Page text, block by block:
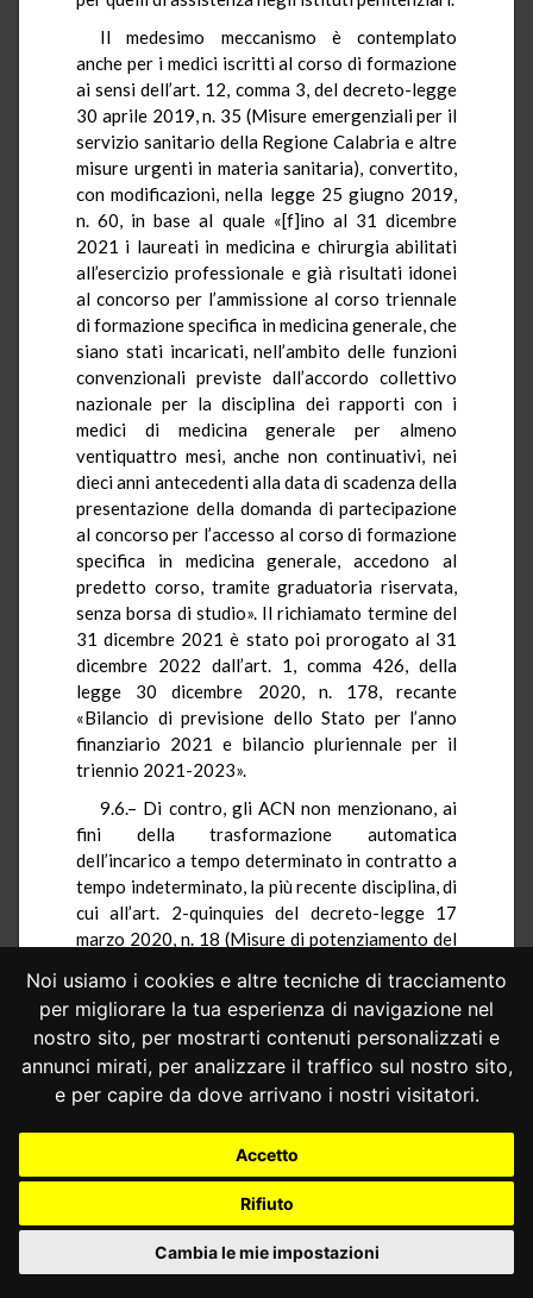
Noi usiamo i cookies e altre tecniche di tracciamento
per migliorare la tua esperienza di navigazione nel
nostro sito, per mostrarti contenuti personalizzati e
annunci mirati, per analizzare il traffico sul nostro sito,
e per capire da dove arrivano i nostri visitatori.
Accetto
Rifiuto
Cambia le mie impostazioni
Il medesimo meccanismo è contemplato
anche per i medici iscritti al corso di formazione
ai sensi dell’art. 12, comma 3, del decreto-legge
30 aprile 2019, n. 35 (Misure emergenziali per il
servizio sanitario della Regione Calabria e altre
misure urgenti in materia sanitaria), convertito,
con modificazioni, nella legge 25 giugno 2019,
n. 60, in base al quale «[f]ino al 31 dicembre
2021 i laureati in medicina e chirurgia abilitati
all’esercizio professionale e già risultati idonei
al concorso per l’ammissione al corso triennale
di formazione specifica in medicina generale, che
siano stati incaricati, nell’ambito delle funzioni
convenzionali previste dall’accordo collettivo
nazionale per la disciplina dei rapporti con i
medici di medicina generale per almeno
ventiquattro mesi, anche non continuativi, nei
dieci anni antecedenti alla data di scadenza della
presentazione della domanda di partecipazione
al concorso per l’accesso al corso di formazione
specifica in medicina generale, accedono al
predetto corso, tramite graduatoria riservata,
senza borsa di studio». Il richiamato termine del
31 dicembre 2021 è stato poi prorogato al 31
dicembre 2022 dall’art. 1, comma 426, della
legge 30 dicembre 2020, n. 178, recante
«Bilancio di previsione dello Stato per l’anno
finanziario 2021 e bilancio pluriennale per il
triennio 2021-2023».
9.6.– Di contro, gli ACN non menzionano, ai
fini della trasformazione automatica
dell’incarico a tempo determinato in contratto a
tempo indeterminato, la più recente disciplina, di
cui all’art. 2-quinquies del decreto-legge 17
marzo 2020, n. 18 (Misure di potenziamento del
economico per famiglie, lavoratori e imprese
connesse all’emergenza epidemiologica da
COVID-19), convertito, con modificazioni, nella
legge 24 aprile 2020, n. 27, a tenor del quale,
«[a] decorrere dal 1° gennaio 2025, ai medici
generale è consentita l’instaurazione di un
rapporto convenzionale a tempo determinato
con il Servizio sanitario nazionale» (comma 1);
parimenti, è consentita l’assunzione di «incarichi
provvisori o di sostituzione di medici di medicina
generale convenzionati con il Servizio sanitario